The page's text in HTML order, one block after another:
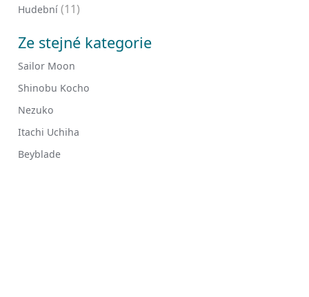
Hudební (11)
Ze stejné kategorie
Sailor Moon
Shinobu Kocho
Nezuko
Itachi Uchiha
Beyblade